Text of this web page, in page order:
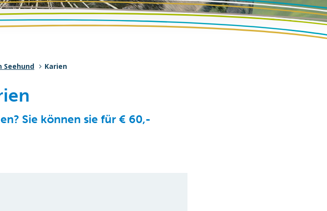
Seehund Karien
Sie können sie für € 60,-